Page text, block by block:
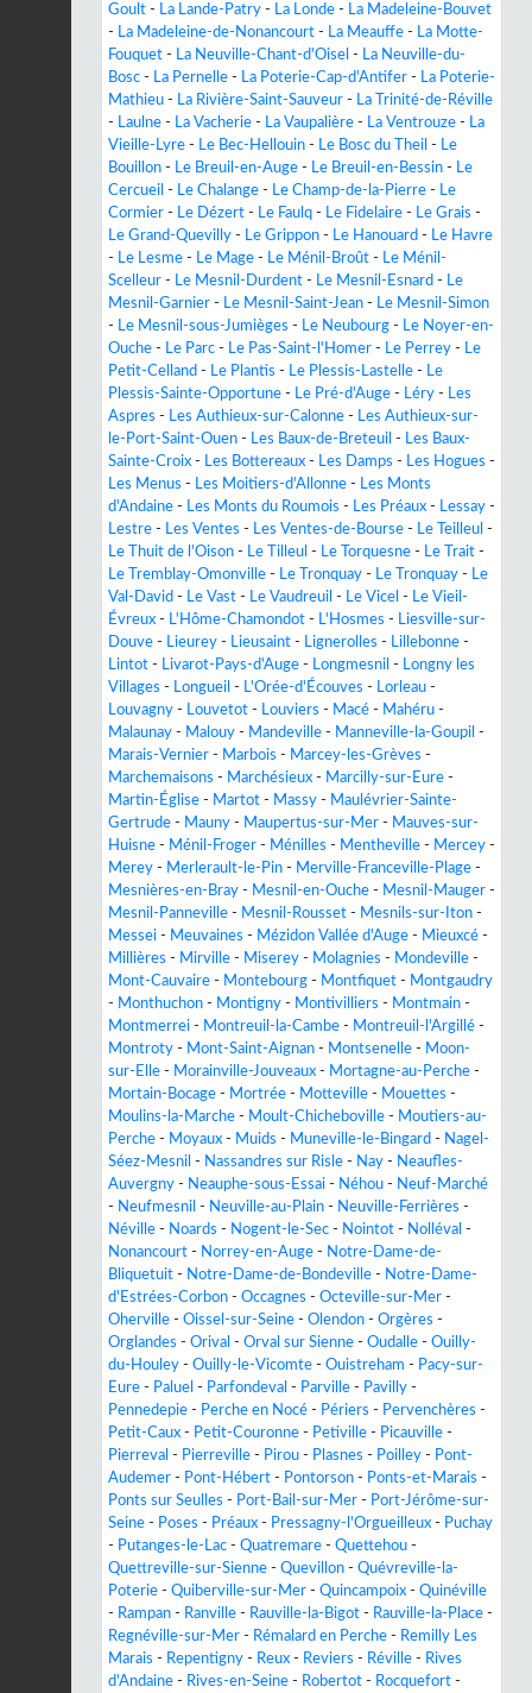
Goult - La Lande-Patry - La Londe - La Madeleine-Bouvet
- La Madeleine-de-Nonancourt - La Meauffe - La Motte-
Fouquet - La Neuville-Chant-d'Oisel - La Neuville-du-
Bosc - La Pernelle - La Poterie-Cap-d'Antifer - La Poterie-
Mathieu - La Rivière-Saint-Sauveur - La Trinité-de-Réville
- Laulne - La Vacherie - La Vaupalière - La Ventrouze - La
Vieille-Lyre - Le Bec-Hellouin - Le Bosc du Theil - Le
Bouillon - Le Breuil-en-Auge - Le Breuil-en-Bessin - Le
Cercueil - Le Chalange - Le Champ-de-la-Pierre - Le
Cormier - Le Dézert - Le Faulq - Le Fidelaire - Le Grais -
Le Grand-Quevilly - Le Grippon - Le Hanouard - Le Havre
- Le Lesme - Le Mage - Le Ménil-Broût - Le Ménil-
Scelleur - Le Mesnil-Durdent - Le Mesnil-Esnard - Le
Mesnil-Garnier - Le Mesnil-Saint-Jean - Le Mesnil-Simon
- Le Mesnil-sous-Jumièges - Le Neubourg - Le Noyer-en-
Ouche - Le Parc - Le Pas-Saint-l'Homer - Le Perrey - Le
Petit-Celland - Le Plantis - Le Plessis-Lastelle - Le
Plessis-Sainte-Opportune - Le Pré-d'Auge - Léry - Les
Aspres - Les Authieux-sur-Calonne - Les Authieux-sur-
le-Port-Saint-Ouen - Les Baux-de-Breteuil - Les Baux-
Sainte-Croix - Les Bottereaux - Les Damps - Les Hogues -
Les Menus - Les Moitiers-d'Allonne - Les Monts
d'Andaine - Les Monts du Roumois - Les Préaux - Lessay -
Lestre - Les Ventes - Les Ventes-de-Bourse - Le Teilleul -
Le Thuit de l'Oison - Le Tilleul - Le Torquesne - Le Trait -
Le Tremblay-Omonville - Le Tronquay - Le Tronquay - Le
Val-David - Le Vast - Le Vaudreuil - Le Vicel - Le Vieil-
Évreux - L'Hôme-Chamondot - L'Hosmes - Liesville-sur-
Douve - Lieurey - Lieusaint - Lignerolles - Lillebonne -
Lintot - Livarot-Pays-d'Auge - Longmesnil - Longny les
Villages - Longueil - L'Orée-d'Écouves - Lorleau -
Louvagny - Louvetot - Louviers - Macé - Mahéru -
Malaunay - Malouy - Mandeville - Manneville-la-Goupil -
Marais-Vernier - Marbois - Marcey-les-Grèves -
Marchemaisons - Marchésieux - Marcilly-sur-Eure -
Martin-Église - Martot - Massy - Maulévrier-Sainte-
Gertrude - Mauny - Maupertus-sur-Mer - Mauves-sur-
Huisne - Ménil-Froger - Ménilles - Mentheville - Mercey -
Merey - Merlerault-le-Pin - Merville-Franceville-Plage -
Mesnières-en-Bray - Mesnil-en-Ouche - Mesnil-Mauger -
Mesnil-Panneville - Mesnil-Rousset - Mesnils-sur-Iton -
Messei - Meuvaines - Mézidon Vallée d'Auge - Mieuxcé -
Millières - Mirville - Miserey - Molagnies - Mondeville -
Mont-Cauvaire - Montebourg - Montfiquet - Montgaudry
- Monthuchon - Montigny - Montivilliers - Montmain -
Montmerrei - Montreuil-la-Cambe - Montreuil-l'Argillé -
Montroty - Mont-Saint-Aignan - Montsenelle - Moon-
sur-Elle - Morainville-Jouveaux - Mortagne-au-Perche -
Mortain-Bocage - Mortrée - Motteville - Mouettes -
Moulins-la-Marche - Moult-Chicheboville - Moutiers-au-
Perche - Moyaux - Muids - Muneville-le-Bingard - Nagel-
Séez-Mesnil - Nassandres sur Risle - Nay - Neaufles-
Auvergny - Neauphe-sous-Essai - Néhou - Neuf-Marché
- Neufmesnil - Neuville-au-Plain - Neuville-Ferrières -
Néville - Noards - Nogent-le-Sec - Nointot - Nolléval -
Nonancourt - Norrey-en-Auge - Notre-Dame-de-
Bliquetuit - Notre-Dame-de-Bondeville - Notre-Dame-
d'Estrées-Corbon - Occagnes - Octeville-sur-Mer -
Oherville - Oissel-sur-Seine - Olendon - Orgères -
Orglandes - Orival - Orval sur Sienne - Oudalle - Ouilly-
du-Houley - Ouilly-le-Vicomte - Ouistreham - Pacy-sur-
Eure - Paluel - Parfondeval - Parville - Pavilly -
Pennedepie - Perche en Nocé - Périers - Pervenchères -
Petit-Caux - Petit-Couronne - Petiville - Picauville -
Pierreval - Pierreville - Pirou - Plasnes - Poilley - Pont-
Audemer - Pont-Hébert - Pontorson - Ponts-et-Marais -
Ponts sur Seulles - Port-Bail-sur-Mer - Port-Jérôme-sur-
Seine - Poses - Préaux - Pressagny-l'Orgueilleux - Puchay
- Putanges-le-Lac - Quatremare - Quettehou -
Quettreville-sur-Sienne - Quevillon - Quévreville-la-
Poterie - Quiberville-sur-Mer - Quincampoix - Quinéville
- Rampan - Ranville - Rauville-la-Bigot - Rauville-la-Place -
Regnéville-sur-Mer - Rémalard en Perche - Remilly Les
Marais - Repentigny - Reux - Reviers - Réville - Rives
d'Andaine - Rives-en-Seine - Robertot - Rocquefort -